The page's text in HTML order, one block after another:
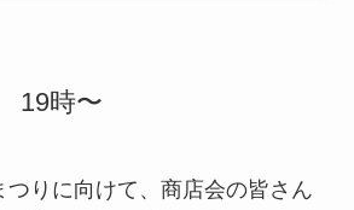
19時〜
つりに向けて、商店会の皆さん